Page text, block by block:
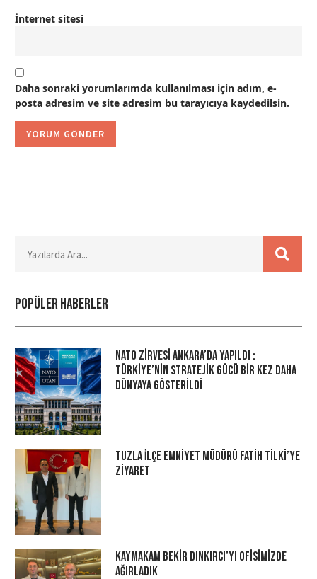
İnternet sitesi
Daha sonraki yorumlarımda kullanılması için adım, e-
posta adresim ve site adresim bu tarayıcıya kaydedilsin.
Popüler haberler
NATO Zirvesi Ankara’da Yapıldı :
Türkiye’nin Stratejik Gücü Bir Kez Daha
Dünyaya Gösterildi
Tuzla İlçe Emniyet Müdürü Fatih Tilki’ye
Ziyaret
Kaymakam Bekir Dınkırcı’yı Ofisimizde
Ağırladık